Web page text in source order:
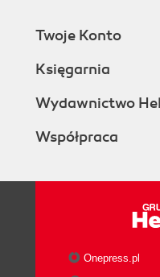
Twoje Konto
Księgarnia
Wydawnictwo
Współpraca
Onepress.pl